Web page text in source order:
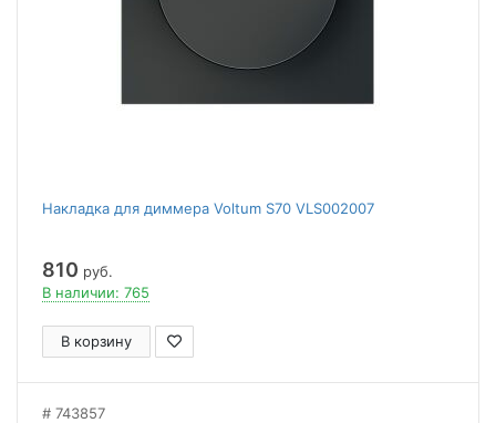
Накладка для диммера Voltum S70 VLS002007
810 руб.
В наличии: 765
В корзину
743857